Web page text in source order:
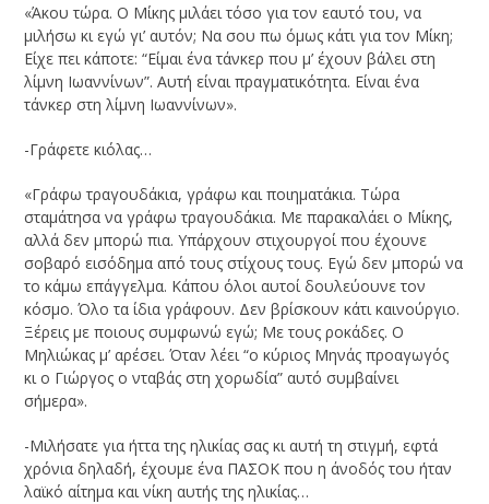
«Άκου τώρα. Ο Μίκης μιλάει τόσο για τον εαυτό του, να
μιλήσω κι εγώ γι’ αυτόν; Να σου πω όμως κάτι για τον Μίκη;
Είχε πει κάποτε: “Είμαι ένα τάνκερ που μ’ έχουν βάλει στη
λίμνη Ιωαννίνων”. Αυτή είναι πραγματικότητα. Είναι ένα
τάνκερ στη λίμνη Ιωαννίνων».
-Γράφετε κιόλας…
«Γράφω τραγουδάκια, γράφω και ποιηματάκια. Τώρα
σταμάτησα να γράφω τραγουδάκια. Με παρακαλάει ο Μίκης,
αλλά δεν μπορώ πια. Υπάρχουν στιχουργοί που έχουνε
σοβαρό εισόδημα από τους στίχους τους. Εγώ δεν μπορώ να
το κάμω επάγγελμα. Κάπου όλοι αυτοί δουλεύουνε τον
κόσμο. Όλο τα ίδια γράφουν. Δεν βρίσκουν κάτι καινούργιο.
Ξέρεις με ποιους συμφωνώ εγώ; Με τους ροκάδες. Ο
Μηλιώκας μ’ αρέσει. Όταν λέει “ο κύριος Μηνάς προαγωγός
κι ο Γιώργος ο νταβάς στη χορωδία” αυτό συμβαίνει
σήμερα».
-Μιλήσατε για ήττα της ηλικίας σας κι αυτή τη στιγμή, εφτά
χρόνια δηλαδή, έχουμε ένα ΠΑΣΟΚ που η άνοδός του ήταν
λαϊκό αίτημα και νίκη αυτής της ηλικίας…